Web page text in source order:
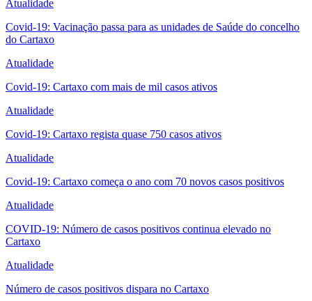
Atualidade
Covid-19: Vacinação passa para as unidades de Saúde do concelho
do Cartaxo
Atualidade
Covid-19: Cartaxo com mais de mil casos ativos
Atualidade
Covid-19: Cartaxo regista quase 750 casos ativos
Atualidade
Covid-19: Cartaxo começa o ano com 70 novos casos positivos
Atualidade
COVID-19: Número de casos positivos continua elevado no
Cartaxo
Atualidade
Número de casos positivos dispara no Cartaxo